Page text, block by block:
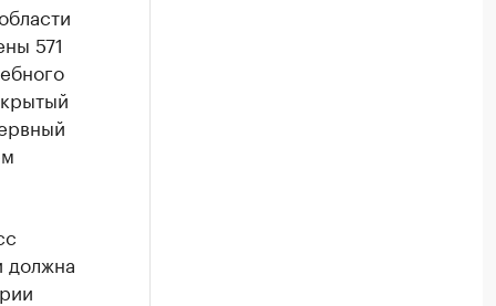
571
должна